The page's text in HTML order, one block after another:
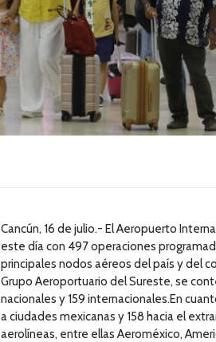
Cancún, 16 de julio.- El Aeropuerto
este día con 497 operaciones
principales nodos aéreos del país y del
Grupo Aeroportuario del Sureste, se
nacionales y 159 internacionales.En
a ciudades mexicanas y 158 hacia el
aerolíneas, entre ellas Aeroméxico,